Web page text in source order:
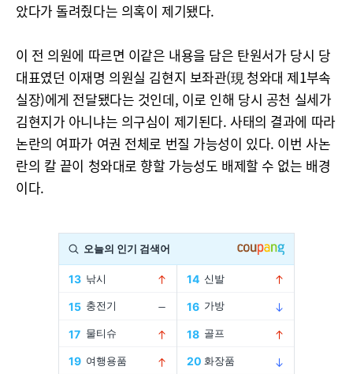
았다가 돌려줬다는 의혹이 제기됐다.
이 전 의원에 따르면 이같은 내용을 담은 탄원서가 당시 당
대표였던 이재명 의원실 김현지 보좌관(現 청와대 제1부속
실장)에게 전달됐다는 것인데, 이로 인해 당시 공천 실세가
김현지가 아니냐는 의구심이 제기된다. 사태의 결과에 따라
논란의 여파가 여권 전체로 번질 가능성이 있다. 이번 사논
란의 칼 끝이 청와대로 향할 가능성도 배제할 수 없는 배경
이다.